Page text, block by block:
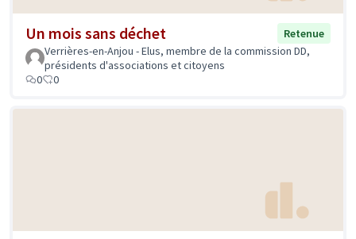
Un mois sans déchet
Retenue
Verrières-en-Anjou - Elus, membre de la commission DD,
présidents d'associations et citoyens
0
0